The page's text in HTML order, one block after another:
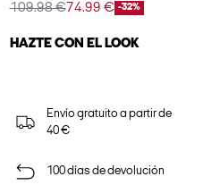
109.98 €74.99 € -32%
HAZTE CON EL LOOK
Envío gratuito a partir de
40 €
100 días de devolución